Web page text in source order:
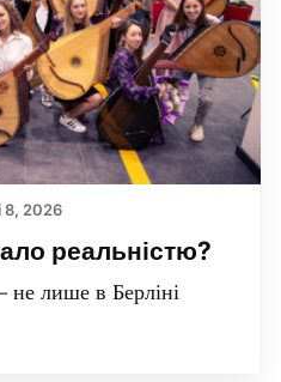
реальністю?
8, 2026
лише в Берліні